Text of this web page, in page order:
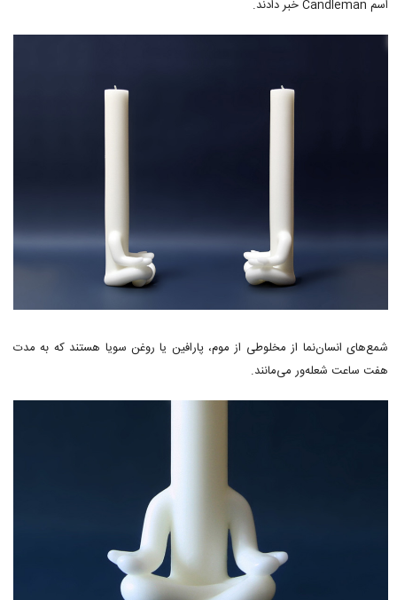
اسم Candleman خبر دادند.
شمع‌های انسان‌نما از مخلوطی از موم، پارافین یا روغن سویا هستند که به مدت
هفت ساعت شعله‌ور می‌مانند.